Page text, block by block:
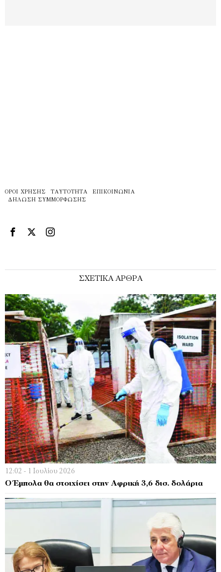
ΌΡΟΙ ΧΡΉΣΗΣ ΤΑΥΤΌΤΗΤΑ
ΕΠΙΚΟΙΝΩΝΊΑ
ΔΉΛΩΣΗ ΣΥΜΜΌΡΦΩΣΗΣ
ΣΧΕΤΙΚΑ ΑΡΘΡΑ
12:02 - 1 Ιουλίου 2026
Ο Έμπολα θα στοιχίσει στην Αφρική 3,6 δισ. δολάρια